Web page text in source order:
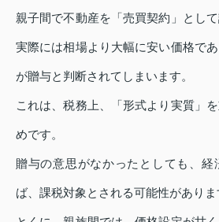
親子間で不動産を「売買契約」として
実際には相場より大幅に安い価格で
が贈与と判断されてしまいます。
これは、税務上、「形式より実質」
めです。
贈与の意思がなかったとしても、経
ば、課税対象とされる可能性がありま